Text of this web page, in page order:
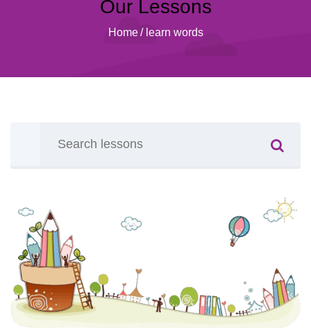
Our Lessons
Home / learn words